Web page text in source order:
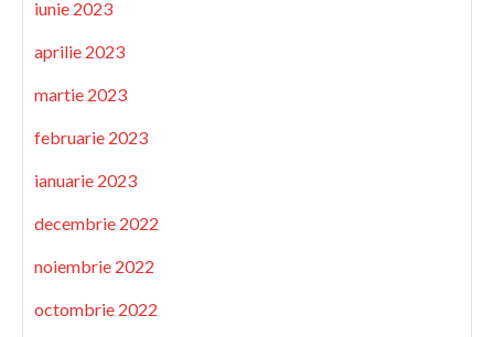
iunie 2023
aprilie 2023
martie 2023
februarie 2023
ianuarie 2023
decembrie 2022
noiembrie 2022
octombrie 2022